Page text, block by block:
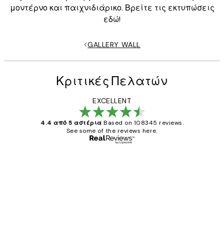
μοντέρνο και παιχνιδιάρικο. Βρείτε τις εκτυπώσεις
εδώ!
GALLERY WALL
Κριτικές Πελατών
EXCELLENT
4.4 από 5 αστέρια Based on 108345 reviews.
See some of the reviews here.